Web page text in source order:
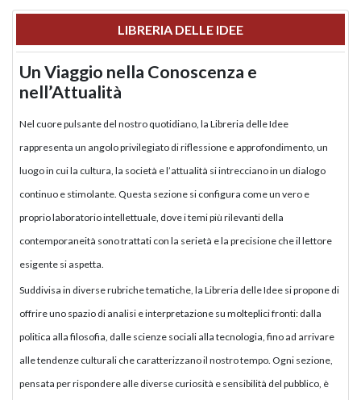
LIBRERIA DELLE IDEE
Un Viaggio nella Conoscenza e
nell’Attualità
Nel cuore pulsante del nostro quotidiano, la Libreria delle Idee
rappresenta un angolo privilegiato di riflessione e approfondimento, un
luogo in cui la cultura, la società e l’attualità si intrecciano in un dialogo
continuo e stimolante. Questa sezione si configura come un vero e
proprio laboratorio intellettuale, dove i temi più rilevanti della
contemporaneità sono trattati con la serietà e la precisione che il lettore
esigente si aspetta.
Suddivisa in diverse rubriche tematiche, la Libreria delle Idee si propone di
offrire uno spazio di analisi e interpretazione su molteplici fronti: dalla
politica alla filosofia, dalle scienze sociali alla tecnologia, fino ad arrivare
alle tendenze culturali che caratterizzano il nostro tempo. Ogni sezione,
pensata per rispondere alle diverse curiosità e sensibilità del pubblico, è